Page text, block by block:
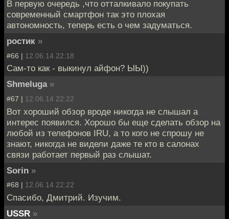
В первую очередь ,что отталкивало покупать
современный смартфон так это плохая
автономность, теперь есть о чем задуматься.
ростик »
#66 | 12.06.14 22:18
Сам-то как - выкинул айфон? ЫЫ))
Shmeluga »
#67 | 12.06.14 22:22
Вот хороший обзор вроде никогда не слышал а
интерес появился. Хорошо бы еще сделать обзор на
любой из телефонов IRU, а то кого не спрошу не
знают, никогда не видели даже те кто в салонах
связи работает первый раз слышат.
Sorin »
#68 | 12.06.14 22:22
Cпасибо, Дмитрий. Изучим.
USSR »